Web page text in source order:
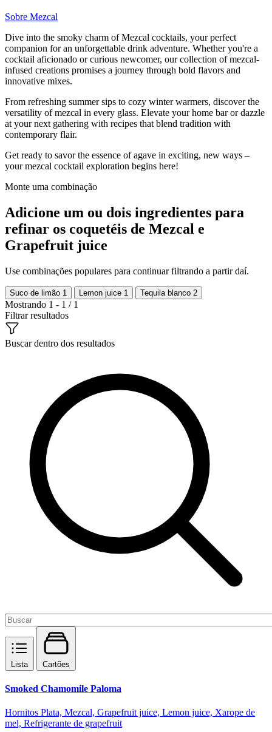
Sobre Mezcal
Dive into the smoky charm of Mezcal cocktails, your perfect
companion for an unforgettable drink adventure. Whether you're a
cocktail aficionado or curious newcomer, our collection of mezcal-
infused creations promises a journey through bold flavors and
innovative mixes.
From refreshing summer sips to cozy winter warmers, discover the
versatility of mezcal in every glass. Elevate your home bar or dazzle
at your next gathering with recipes that blend tradition with
contemporary flair.
Get ready to savor the essence of agave in exciting, new ways –
your mezcal cocktail exploration begins here!
Monte uma combinação
Adicione um ou dois ingredientes para
refinar os coquetéis de Mezcal e
Grapefruit juice
Use combinações populares para continuar filtrando a partir daí.
Suco de limão 1 Lemon juice 1 Tequila blanco 2
Mostrando 1 - 1 / 1
Filtrar resultados
Buscar dentro dos resultados
Lista Cartões
Smoked Chamomile Paloma
Hornitos Plata, Mezcal, Grapefruit juice, Lemon juice, Xarope de
mel, Refrigerante de grapefruit